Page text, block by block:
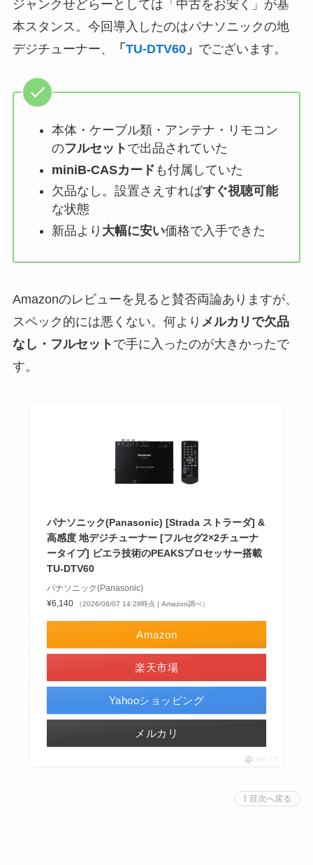
ジャンクせどらーとしては「中古をお安く」が基
本スタンス。今回導入したのはパナソニックの地
デジチューナー、
「 TU-DTV60」 でございます。
本体・ケーブル類・アンテナ・リモコン
のフルセット で出品されていた
miniB-CASカード も付属していた
欠品なし。設置さえすればすぐ視聴可能
な状態
新品より 大幅に安い価格で入手できた
Amazonのレビューを見ると賛否両論ありますが、
スペック的には悪くない。何より メルカリで欠品
なし・フルセット で手に入ったのが大きかったで
す。
パナソニック(Panasonic) [Strada ストラーダ] &
高感度 地デジチューナー [フルセグ2×2チューナ
ータイプ] ビエラ技術のPEAKSプロセッサー搭載
TU-DTV60
パナソニック(Panasonic)
¥6,140
（2026/08/07 14:28時点 | Amazon調べ）
Amazon
楽天市場
Yahooショッピング
メルカリ
ポチップ
⇧ 目次へ戻る